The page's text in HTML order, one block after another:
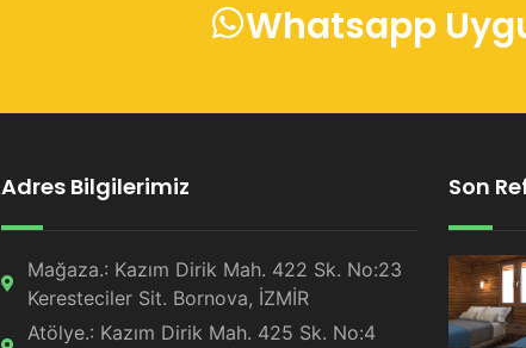
Whatsapp
Adres Bilgilerimiz
Mağaza.: Kazım Dirik Mah. 422 Sk. No:23
Keresteciler Sit. Bornova, İZMİR
Atölye.: Kazım Dirik Mah. 425 Sk. No:4
Son